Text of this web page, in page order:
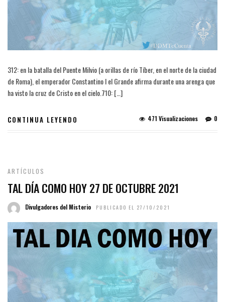
312: en la batalla del Puente Milvio (a orillas de río Tíber, en el norte de la ciudad
de Roma), el emperador Constantino I el Grande afirma durante una arenga que
ha visto la cruz de Cristo en el cielo.710: […]
CONTINUA LEYENDO 0
471 Visualizaciones
ARTÍCULOS
TAL DÍA COMO HOY 27 DE OCTUBRE 2021
Divulgadores del Misterio PUBLICADO EL 27/10/2021